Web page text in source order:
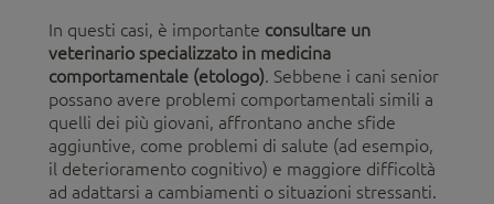
In questi casi, è importante consultare un
veterinario specializzato in medicina
comportamentale (etologo). Sebbene i cani senior
possano avere problemi comportamentali simili a
quelli dei più giovani, affrontano anche sfide
aggiuntive, come problemi di salute (ad esempio,
il deterioramento cognitivo) e maggiore difficoltà
ad adattarsi a cambiamenti o situazioni stressanti.